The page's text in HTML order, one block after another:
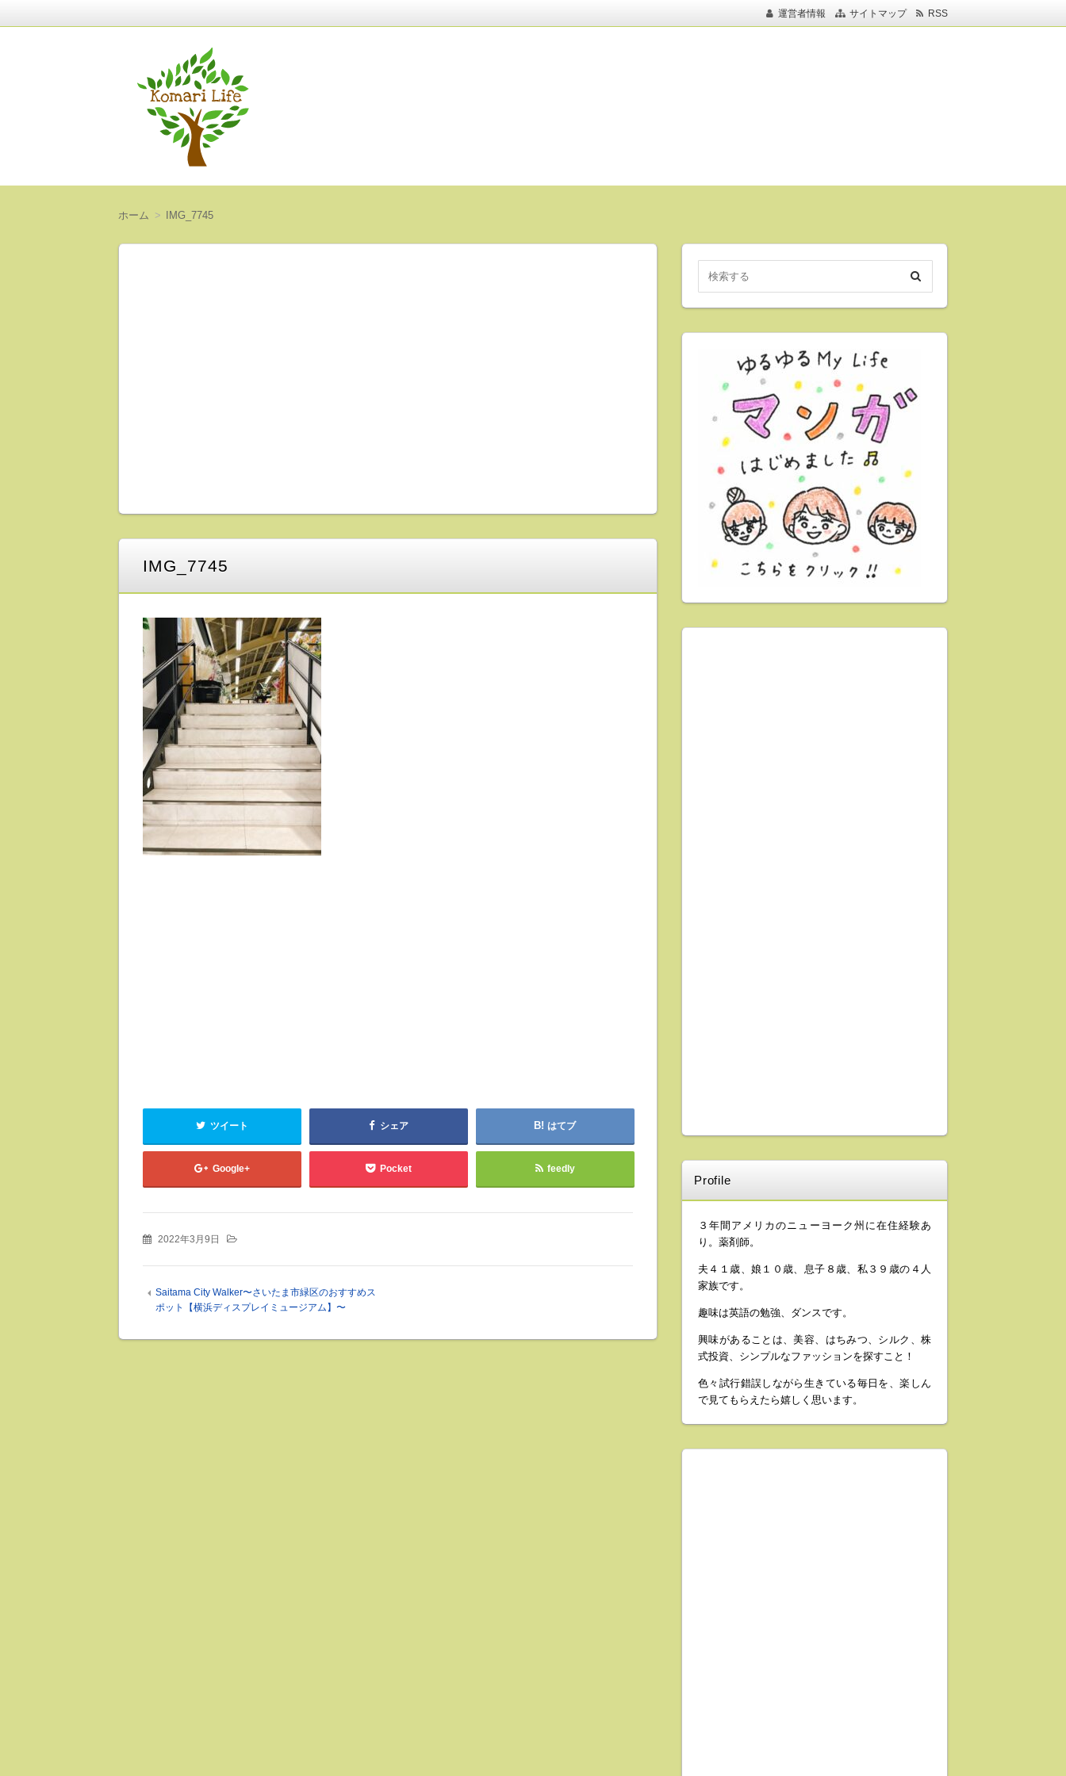
運営者情報 サイトマップ RSS
Komari Life
ホーム IMG_7745
IMG_7745
ツイート シェア はてブ
Google+ Pocket feedly
2022年3月9日
Saitama City Walker〜さいたま市緑区のおすすめス
ポット【横浜ディスプレイミュージアム】〜
Profile
３年間アメリカのニューヨーク州に在住経験あ
り。薬剤師。
夫４１歳、娘１０歳、息子８歳、私３９歳の４人
家族です。
趣味は英語の勉強、ダンスです。
興味があることは、美容、はちみつ、シルク、株
式投資、シンプルなファッションを探すこと！
色々試行錯誤しながら生きている毎日を、楽しん
で見てもらえたら嬉しく思います。